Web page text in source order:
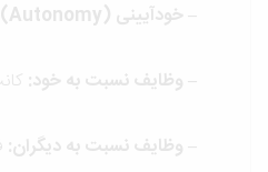
–خودآیینی (Autonomy):
–وظایف نسبت به خود:
–وظایف نسبت به دیگران: